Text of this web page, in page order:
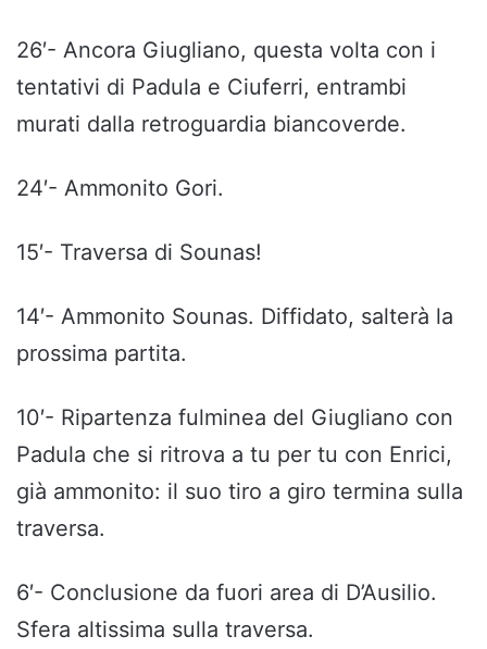
26′- Ancora Giugliano, questa volta con i
tentativi di Padula e Ciuferri, entrambi
murati dalla retroguardia biancoverde.
24′- Ammonito Gori.
15′- Traversa di Sounas!
14′- Ammonito Sounas. Diffidato, salterà la
prossima partita.
10′- Ripartenza fulminea del Giugliano con
Padula che si ritrova a tu per tu con Enrici,
già ammonito: il suo tiro a giro termina sulla
traversa.
6′- Conclusione da fuori area di D’Ausilio.
Sfera altissima sulla traversa.